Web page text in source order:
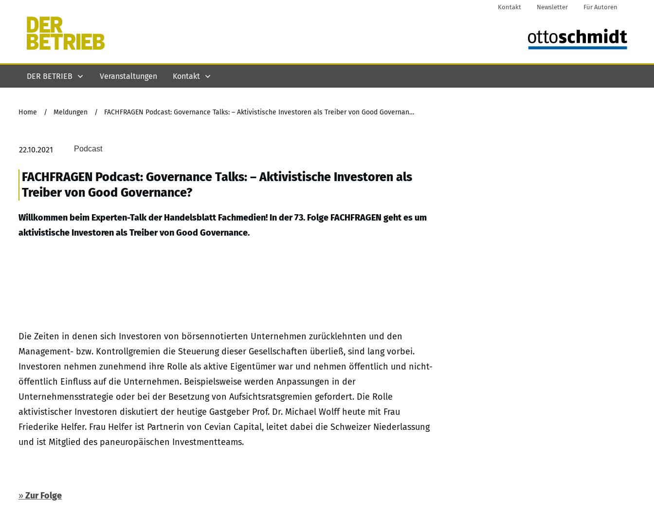
Kontakt Newsletter Für Autoren
DER BETRIEB Veranstaltungen Kontakt
Home / Meldungen / FACHFRAGEN Podcast: Governance Talks: – Aktivistische Investoren als Treiber von Good Governance?
22.10.2021 Podcast
FACHFRAGEN Podcast: Governance Talks: – Aktivistische Investoren als
Treiber von Good Governance?
Willkommen beim Experten-Talk der Handelsblatt Fachmedien! In der 73. Folge FACHFRAGEN geht es um
aktivistische Investoren als Treiber von Good Governance.
Die Zeiten in denen sich Investoren von börsennotierten Unternehmen zurücklehnten und den
Management- bzw. Kontrollgremien die Steuerung dieser Gesellschaften überließ, sind lang vorbei.
Investoren nehmen zunehmend ihre Rolle als aktive Eigentümer war und nehmen öffentlich und nicht-
öffentlich Einfluss auf die Unternehmen. Beispielsweise werden Anpassungen in der
Unternehmensstrategie oder bei der Besetzung von Aufsichtsratsgremien gefordert. Die Rolle
aktivistischer Investoren diskutiert der heutige Gastgeber Prof. Dr. Michael Wolff heute mit Frau
Friederike Helfer. Frau Helfer ist Partnerin von Cevian Capital, leitet dabei die Schweizer Niederlassung
und ist Mitglied des paneuropäischen Investmentteams.
»Zur Folge